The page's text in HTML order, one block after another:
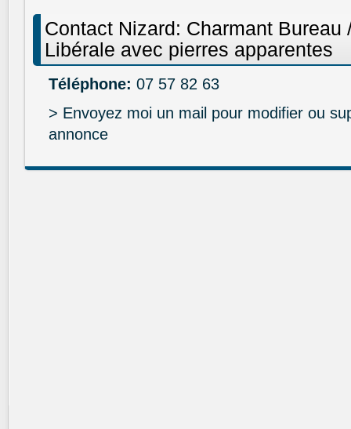
Contact Nizard: Charmant Bureau
Libérale avec pierres apparentes
Téléphone: 07 57 82 63
> Envoyez moi un mail pour modifier ou
annonce